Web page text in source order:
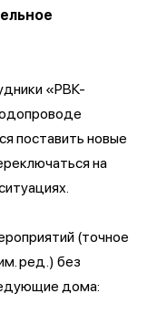
«РВК-
поставить новые
на
(точное
ред.) без
дома: